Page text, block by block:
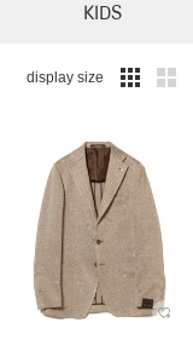
KIDS
display size